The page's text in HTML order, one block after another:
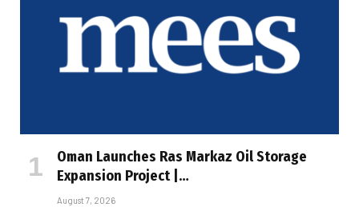
Oman Launches Ras Markaz Oil Storage
Expansion Project |…
August 7, 2026